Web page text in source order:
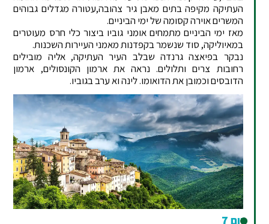
העתיקה מקיפה בתים מאבן גיר צהובה,עטורה מגדלים גבוהים
המשרים אוירה קסומה של ימי הביניים.
מאז ימי הביניים מתמחים אומני גוביו ביצור כלי חרס מעוטרים
במאיוליקה, סוד שנשמר בקפדנות מאמני העיירות השכנות.
נבקר בפיאצה גרנדה שבלב העיר העתיקה, אליה מובילים
רחובות צרים ותלולים. נראה את ארמון הקונסולים, ארמון
הדובסים וכמובן את הדואומו. לינה וא ערב בגוביו.
יום 7